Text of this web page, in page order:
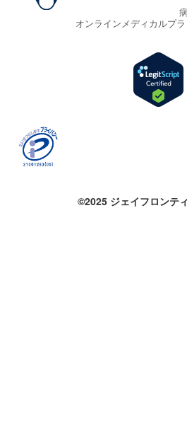
オンラインメディカルプ
©2025 ジェイフロンテ